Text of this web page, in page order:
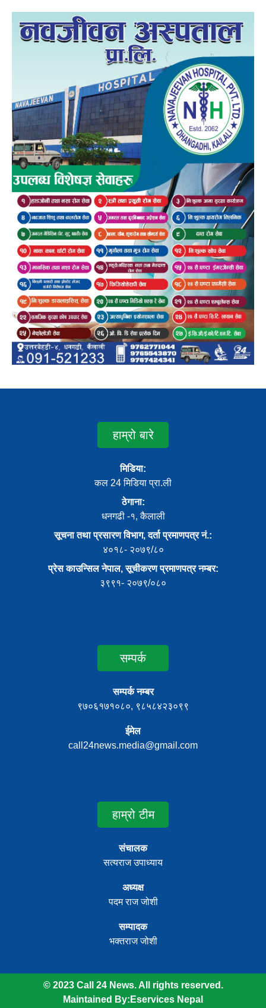
हाम्रो बारे
मिडिया:
कल 24 मिडिया प्रा.ली
ठेगाना:
धनगढी -१, कैलाली
सूचना तथा प्रसारण विभाग, दर्ता प्रमाणपत्र नं.:
४०१८- २०७९/८०
प्रेस काउन्सिल नेपाल, सूचीकरण प्रमाणपत्र नम्बर:
३९९१- २०७९/०८०
सम्पर्क
सम्पर्क नम्बर
९७०६१७१०८०, ९८५८४२३०९९
ईमेल
call24news.media@gmail.com
हाम्रो टीम
संचालक
सत्यराज उपाध्याय
अध्यक्ष
पदम राज जोशी
सम्पादक
भक्तराज जोशी
© 2023 Call 24 News. All rights reserved.
Maintained By: Eservices Nepal